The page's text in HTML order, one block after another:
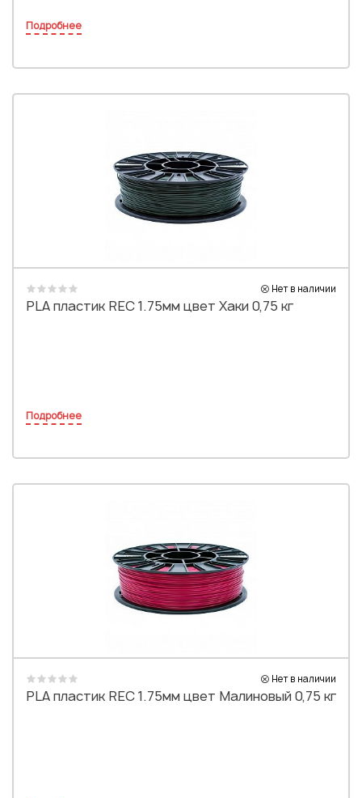
Подробнее
Нет в наличии
PLA пластик REC 1.75мм цвет Хаки 0,75 кг
Подробнее
Нет в наличии
PLA пластик REC 1.75мм цвет Малиновый 0,75 кг